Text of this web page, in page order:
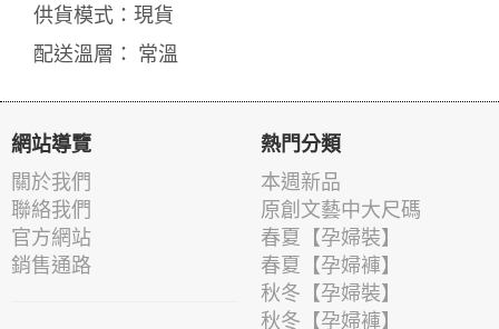
供貨模式：現貨
配送溫層： 常溫
網站導覽
關於我們
聯絡我們
官方網站
銷售通路
熱門分類
本週新品
原創文藝中大尺碼
春夏【孕婦裝】
春夏【孕婦褲】
秋冬【孕婦裝】
秋冬【孕婦褲】